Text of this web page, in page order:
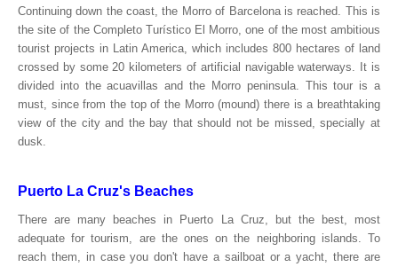
Continuing down the coast, the Morro of Barcelona is reached. This is
the site of the Completo Turístico El Morro, one of the most ambitious
tourist projects in Latin America, which includes 800 hectares of land
crossed by some 20 kilometers of artificial navigable waterways. It is
divided into the acuavillas and the Morro peninsula. This tour is a
must, since from the top of the Morro (mound) there is a breathtaking
view of the city and the bay that should not be missed, specially at
dusk.
Puerto La Cruz's Beaches
There are many beaches in Puerto La Cruz, but the best, most
adequate for tourism, are the ones on the neighboring islands. To
reach them, in case you don't have a sailboat or a yacht, there are